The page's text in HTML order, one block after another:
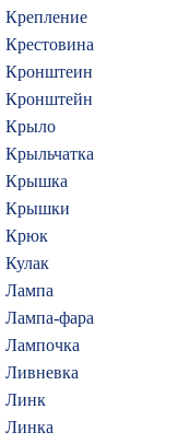
Крепление
Крестовина
Кронштеин
Кронштейн
Крыло
Крыльчатка
Крышка
Крышки
Крюк
Кулак
Лампа
Лампа-фара
Лампочка
Ливневка
Линк
Линка